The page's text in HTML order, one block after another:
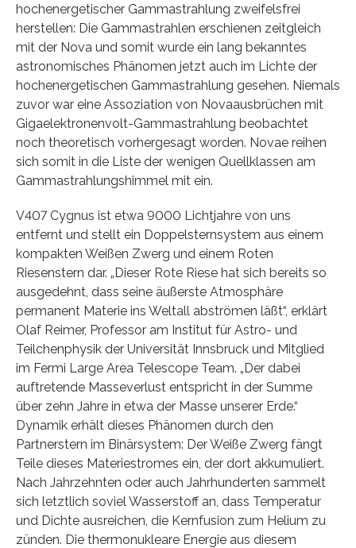
hochenergetischer Gammastrahlung zweifelsfrei
herstellen: Die Gammastrahlen erschienen zeitgleich
mit der Nova und somit wurde ein lang bekanntes
astronomisches Phänomen jetzt auch im Lichte der
hochenergetischen Gammastrahlung gesehen. Niemals
zuvor war eine Assoziation von Novaausbrüchen mit
Gigaelektronenvolt-Gammastrahlung beobachtet
noch theoretisch vorhergesagt worden. Novae reihen
sich somit in die Liste der wenigen Quellklassen am
Gammastrahlungshimmel mit ein.
V407 Cygnus ist etwa 9000 Lichtjahre von uns
entfernt und stellt ein Doppelsternsystem aus einem
kompakten Weißen Zwerg und einem Roten
Riesenstern dar. „Dieser Rote Riese hat sich bereits so
ausgedehnt, dass seine äußerste Atmosphäre
permanent Materie ins Weltall abströmen läßt“, erklärt
Olaf Reimer, Professor am Institut für Astro- und
Teilchenphysik der Universität Innsbruck und Mitglied
im Fermi Large Area Telescope Team. „Der dabei
auftretende Masseverlust entspricht in der Summe
über zehn Jahre in etwa der Masse unserer Erde.“
Dynamik erhält dieses Phänomen durch den
Partnerstern im Binärsystem: Der Weiße Zwerg fängt
Teile dieses Materiestromes ein, der dort akkumuliert.
Nach Jahrzehnten oder auch Jahrhunderten sammelt
sich letztlich soviel Wasserstoff an, dass Temperatur
und Dichte ausreichen, die Kernfusion zum Helium zu
zünden. Die thermonukleare Energie aus diesem